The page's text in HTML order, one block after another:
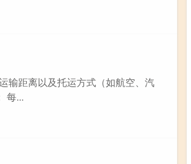
输距离以及托运方式（如航空、汽
每...